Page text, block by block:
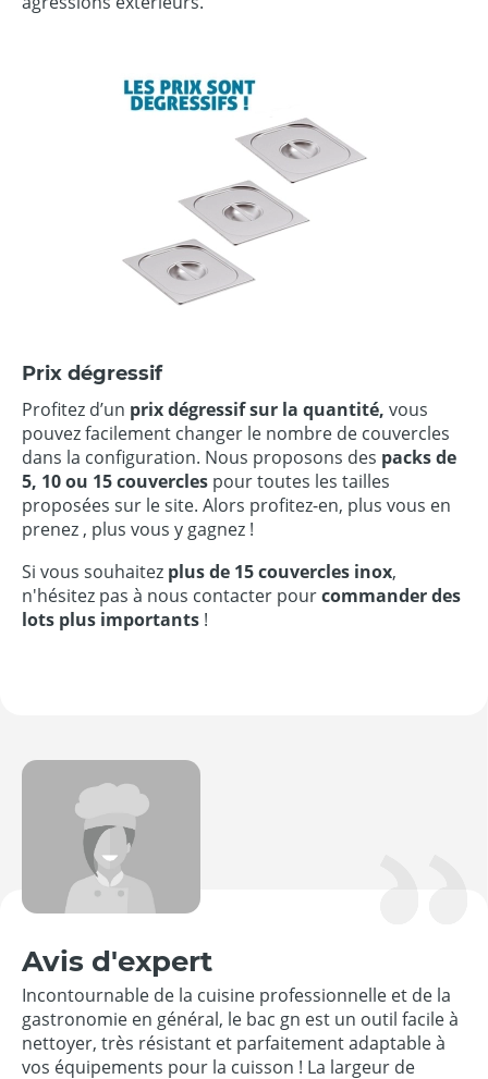
Prix dégressif
Profitez d’un prix dégressif sur la quantité, vous
pouvez facilement changer le nombre de couvercles
dans la configuration. Nous proposons des packs de
5, 10 ou 15 couvercles pour toutes les tailles
proposées sur le site. Alors profitez-en, plus vous en
prenez , plus vous y gagnez !
Si vous souhaitez plus de 15 couvercles inox,
n'hésitez pas à nous contacter pourcommander des
lots plus importants !
Avis d'expert
Incontournable de la cuisine professionnelle et de la
gastronomie en général, le bac gn est un outil facile à
nettoyer, très résistant et parfaitement adaptable à
vos équipements pour la cuisson ! La largeur de